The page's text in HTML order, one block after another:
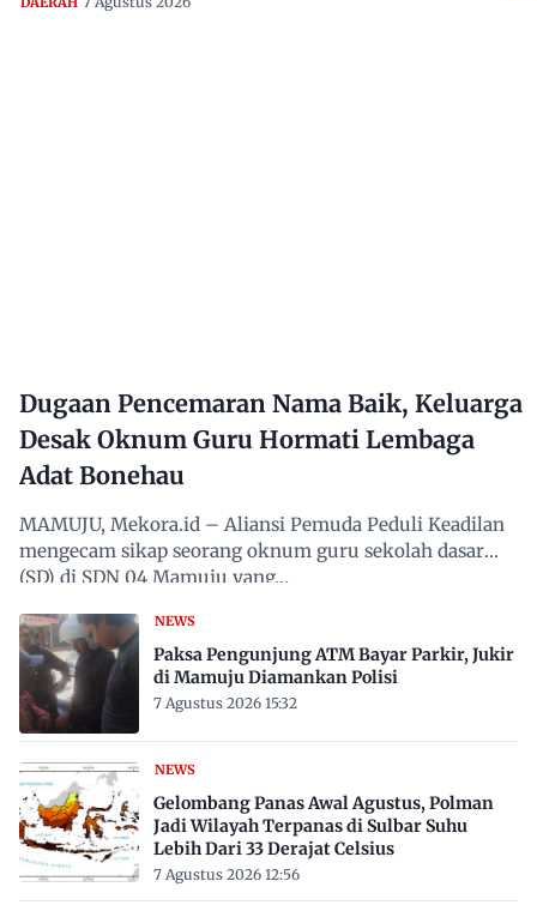
Dugaan Pencemaran Nama Baik, Keluarga
Desak Oknum Guru Hormati Lembaga
Adat Bonehau
MAMUJU, Mekora.id – Aliansi Pemuda Peduli Keadilan
mengecam sikap seorang oknum guru sekolah dasar
(SD) di SDN 04 Mamuju yang…
NEWS
Paksa Pengunjung ATM Bayar Parkir, Jukir
di Mamuju Diamankan Polisi
7 Agustus 2026 15:32
NEWS
Gelombang Panas Awal Agustus, Polman
Jadi Wilayah Terpanas di Sulbar Suhu
Lebih Dari 33 Derajat Celsius
7 Agustus 2026 12:56